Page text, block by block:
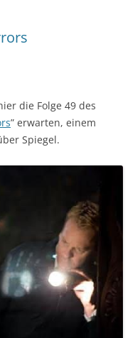
die Folge 49 des
” erwarten, einem
Spiegel.